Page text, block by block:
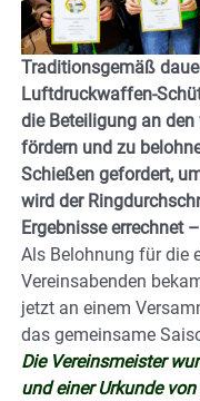
Traditionsgemäß
Luftdruckwaffen-
die Beteiligung an
fördern und zu
Schießen gefordert,
wird der
Ergebnisse errechnet
Als Belohnung für die
Vereinsabenden
jetzt an einem
das gemeinsame
Die Vereinsmeister
und einer Urkunde